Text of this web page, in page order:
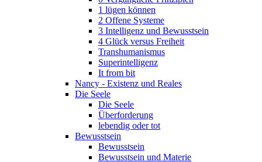
1 lügen können
2 Offene Systeme
3 Intelligenz und Bewusstsein
4 Glück versus Freiheit
Transhumanismus
Superintelligenz
It from bit
Nancy - Existenz und Reales
Die Seele
Die Seele
Überforderung
lebendig oder tot
Bewusstsein
Bewusstsein
Bewusstsein und Materie